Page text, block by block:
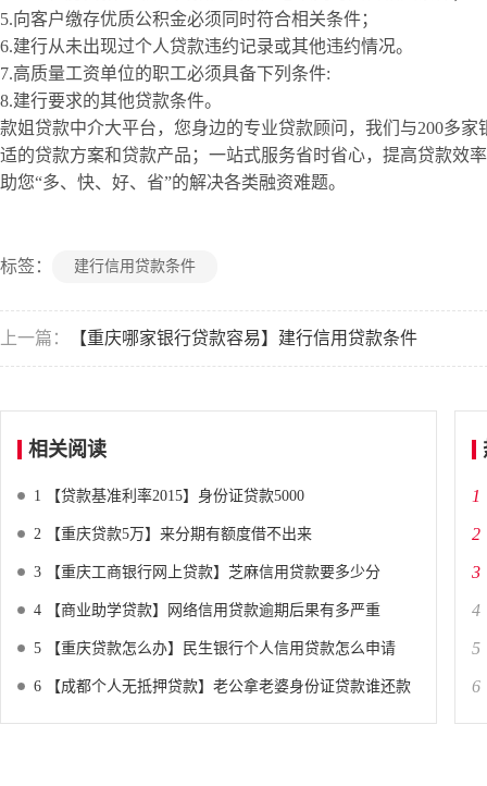
5.向客户缴存优质公积金必须同时符合相关条件；
6.建行从未出现过个人贷款违约记录或其他违约情况。
7.高质量工资单位的职工必须具备下列条件:
8.建行要求的其他贷款条件。
款姐贷款中介大平台，您身边的专业贷款顾问，我们与200多
适的贷款方案和贷款产品；一站式服务省时省心，提高贷款效
助您“多、快、好、省”的解决各类融资难题。
标签： 建行信用贷款条件
上一篇： 【重庆哪家银行贷款容易】建行信用贷款条件
相关阅读
1 【贷款基准利率2015】身份证贷款5000
2 【重庆贷款5万】来分期有额度借不出来
3 【重庆工商银行网上贷款】芝麻信用贷款要多少分
4 【商业助学贷款】网络信用贷款逾期后果有多严重
5 【重庆贷款怎么办】民生银行个人信用贷款怎么申请
6 【成都个人无抵押贷款】老公拿老婆身份证贷款谁还款
1
2
3
4
5
6